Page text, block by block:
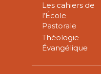
Les cahiers de
l’École
Pastorale
Théologie
Évangélique